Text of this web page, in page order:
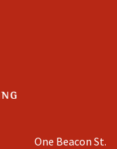
One Beacon St.